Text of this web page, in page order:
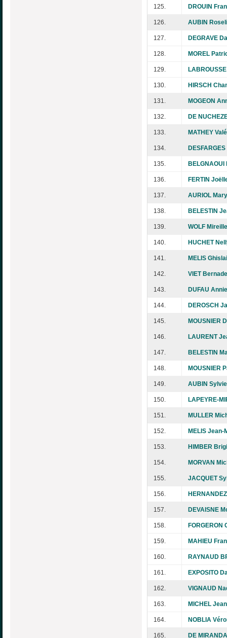
125. DROUIN
126. AUBIN
127. DEGRAVE
128. MOREL
129.
130. HIRSCH
131. MOGEON
132. DE
133. MATHEY
134.
135.
136. FERTIN
137. AURIOL
138. BELESTIN
139. WOLF Mireille
140. HUCHET
141. MELIS
142. VIET
143. DUFAU Annie
144. DEROSCH
145. MOUSNIER
146. LAURENT
147. BELESTIN
148. MOUSNIER
149. AUBIN Sylvie
150. LAPEYRE-
151. MULLER
152. MELIS Jean-
153. HIMBER
154. MORVAN
155. JACQUET
156.
157. DEVAISNE
158. FORGERON
159. MAHIEU
160. RAYNAUD
161. EXPOSITO
162. VIGNAUD
163. MICHEL
164. NOBLIA
165. DE